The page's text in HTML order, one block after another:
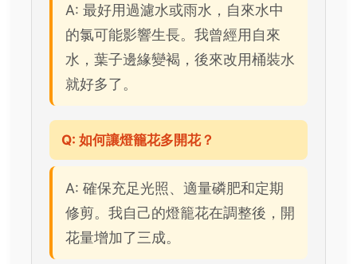
A: 最好用過濾水或雨水，自來水中
的氯可能影響生長。我曾經用自來
水，葉子邊緣變褐，後來改用桶裝水
就好多了。
Q: 如何讓燈籠花多開花？
A: 確保充足光照、適量磷肥和定期
修剪。我自己的燈籠花在調整後，開
花量增加了三成。